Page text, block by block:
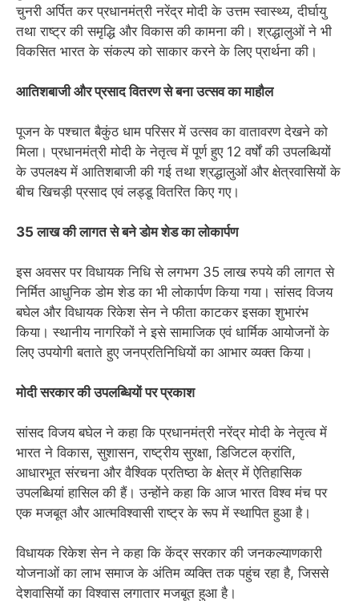
चुनरी अर्पित कर प्रधानमंत्री नरेंद्र मोदी के उत्तम स्वास्थ्य, दीर्घायु
तथा राष्ट्र की समृद्धि और विकास की कामना की। श्रद्धालुओं ने भी
विकसित भारत के संकल्प को साकार करने के लिए प्रार्थना की।
आतिशबाजी और प्रसाद वितरण से बना उत्सव का माहौल
पूजन के पश्चात बैकुंठ धाम परिसर में उत्सव का वातावरण देखने को
मिला। प्रधानमंत्री मोदी के नेतृत्व में पूर्ण हुए 12 वर्षों की उपलब्धियों
के उपलक्ष्य में आतिशबाजी की गई तथा श्रद्धालुओं और क्षेत्रवासियों के
बीच खिचड़ी प्रसाद एवं लड्डू वितरित किए गए।
35 लाख की लागत से बने डोम शेड का लोकार्पण
इस अवसर पर विधायक निधि से लगभग 35 लाख रुपये की लागत से
निर्मित आधुनिक डोम शेड का भी लोकार्पण किया गया। सांसद विजय
बघेल और विधायक रिकेश सेन ने फीता काटकर इसका शुभारंभ
किया। स्थानीय नागरिकों ने इसे सामाजिक एवं धार्मिक आयोजनों के
लिए उपयोगी बताते हुए जनप्रतिनिधियों का आभार व्यक्त किया।
मोदी सरकार की उपलब्धियों पर प्रकाश
सांसद विजय बघेल ने कहा कि प्रधानमंत्री नरेंद्र मोदी के नेतृत्व में
भारत ने विकास, सुशासन, राष्ट्रीय सुरक्षा, डिजिटल क्रांति,
आधारभूत संरचना और वैश्विक प्रतिष्ठा के क्षेत्र में ऐतिहासिक
उपलब्धियां हासिल की हैं। उन्होंने कहा कि आज भारत विश्व मंच पर
एक मजबूत और आत्मविश्वासी राष्ट्र के रूप में स्थापित हुआ है।
विधायक रिकेश सेन ने कहा कि केंद्र सरकार की जनकल्याणकारी
योजनाओं का लाभ समाज के अंतिम व्यक्ति तक पहुंच रहा है, जिससे
देशवासियों का विश्वास लगातार मजबूत हुआ है।